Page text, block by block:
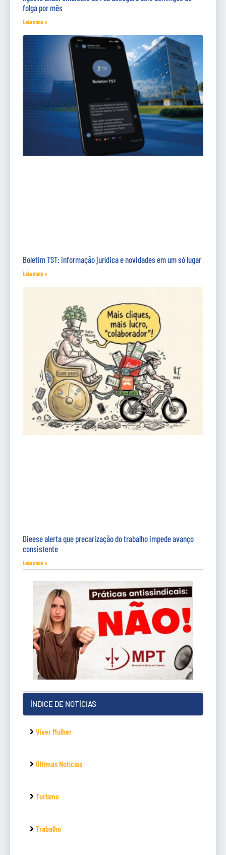
folga por mês
Leia mais »
Boletim TST: informação jurídica e novidades em um só lugar
Leia mais »
Dieese alerta que precarização do trabalho impede avanço
consistente
Leia mais »
ÍNDICE DE NOTÍCIAS
Viver Mulher
Últimas Notícias
Turismo
Trabalho